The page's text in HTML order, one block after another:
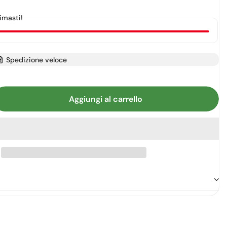
Spedizione veloce
Aggiungi al carrello